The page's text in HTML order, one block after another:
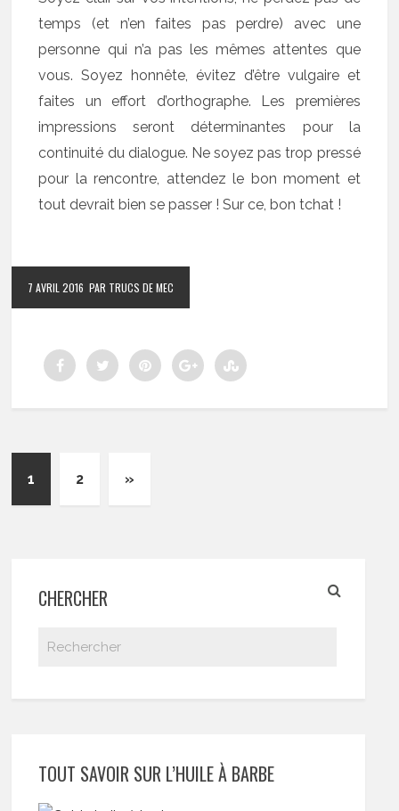
temps (et n’en faites pas perdre) avec une
personne qui n’a pas les mêmes attentes que
vous. Soyez honnête, évitez d’être vulgaire et
faites un effort d’orthographe. Les premières
impressions seront déterminantes pour la
continuité du dialogue. Ne soyez pas trop pressé
pour la rencontre, attendez le bon moment et
tout devrait bien se passer ! Sur ce, bon tchat !
7 AVRIL 2016 PAR TRUCS DE MEC
1 2 »
CHERCHER
TOUT SAVOIR SUR L’HUILE À BARBE